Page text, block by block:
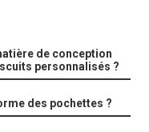
de conception
personnalisés ?
des pochettes ?